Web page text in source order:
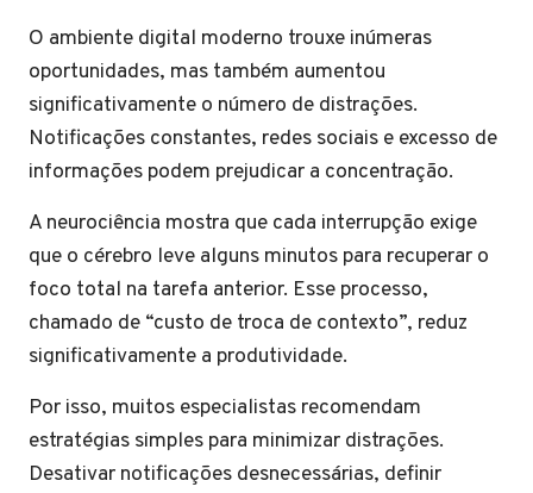
O ambiente digital moderno trouxe inúmeras
oportunidades, mas também aumentou
significativamente o número de distrações.
Notificações constantes, redes sociais e excesso de
informações podem prejudicar a concentração.
A neurociência mostra que cada interrupção exige
que o cérebro leve alguns minutos para recuperar o
foco total na tarefa anterior. Esse processo,
chamado de “custo de troca de contexto”, reduz
significativamente a produtividade.
Por isso, muitos especialistas recomendam
estratégias simples para minimizar distrações.
Desativar notificações desnecessárias, definir